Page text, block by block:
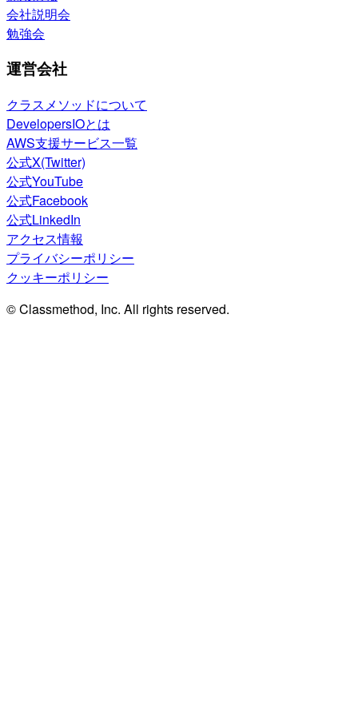
会社説明会
勉強会
運営会社
クラスメソッドについて
DevelopersIOとは
AWS支援サービス一覧
公式X(Twitter)
公式YouTube
公式Facebook
公式LinkedIn
アクセス情報
プライバシーポリシー
クッキーポリシー
© Classmethod, Inc. All rights reserved.